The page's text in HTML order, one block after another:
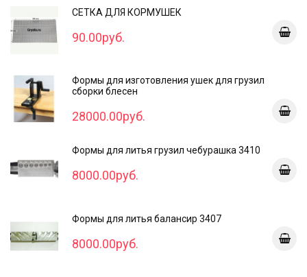
СЕТКА ДЛЯ КОРМУШЕК
90.00руб.
Формы для изготовления ушек для грузил
сборки блесен
28000.00руб.
Формы для литья грузил чебурашка 3410
8000.00руб.
Формы для литья балансир 3407
8000.00руб.